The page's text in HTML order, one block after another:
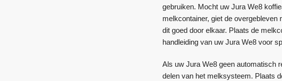
gebruiken. Mocht uw Jura We8
melkcontainer, giet de
dit goed door elkaar. Plaats de
handleiding van uw Jura We8 voor
Als uw Jura We8 geen automatisch
delen van het melksysteem. Plaats